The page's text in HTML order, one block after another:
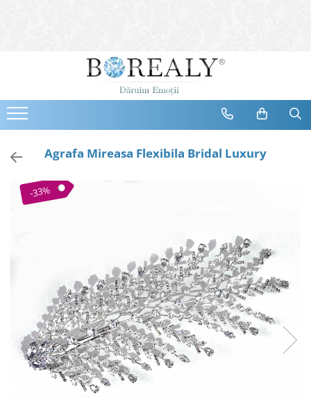
Bijuterii
Cercei
Bratari
Coliere
Brose
Tiare
Bijuterii Mirese
Reduceri
Cele mai noi
Cele mai vandute
Cele mai votate
Agrafa Mireasa Flexibila Bridal Luxury
-33%